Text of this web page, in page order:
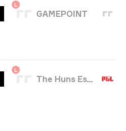
L
GAMEPOINT
L
The Huns Esports